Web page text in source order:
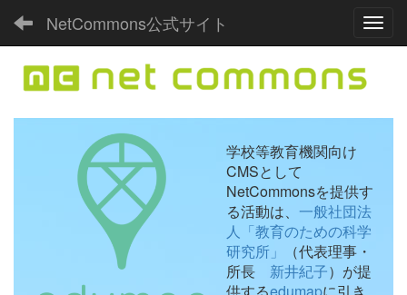
NetCommons公式サイト
学校等教育機関向け
CMSとして
NetCommonsを提供す
る活動は、 一般社団法
人「教育のための科学
研究所」
（代表理事・
所長 新井紀子）が提